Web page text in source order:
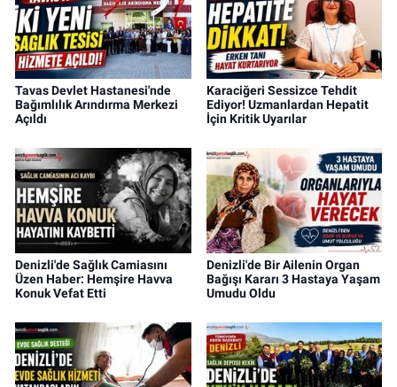
Tavas Devlet Hastanesi'nde
Bağımlılık Arındırma Merkezi
Açıldı
Karaciğeri Sessizce Tehdit
Ediyor! Uzmanlardan Hepatit
İçin Kritik Uyarılar
Denizli'de Sağlık Camiasını
Üzen Haber: Hemşire Havva
Konuk Vefat Etti
Denizli'de Bir Ailenin Organ
Bağışı Kararı 3 Hastaya Yaşam
Umudu Oldu